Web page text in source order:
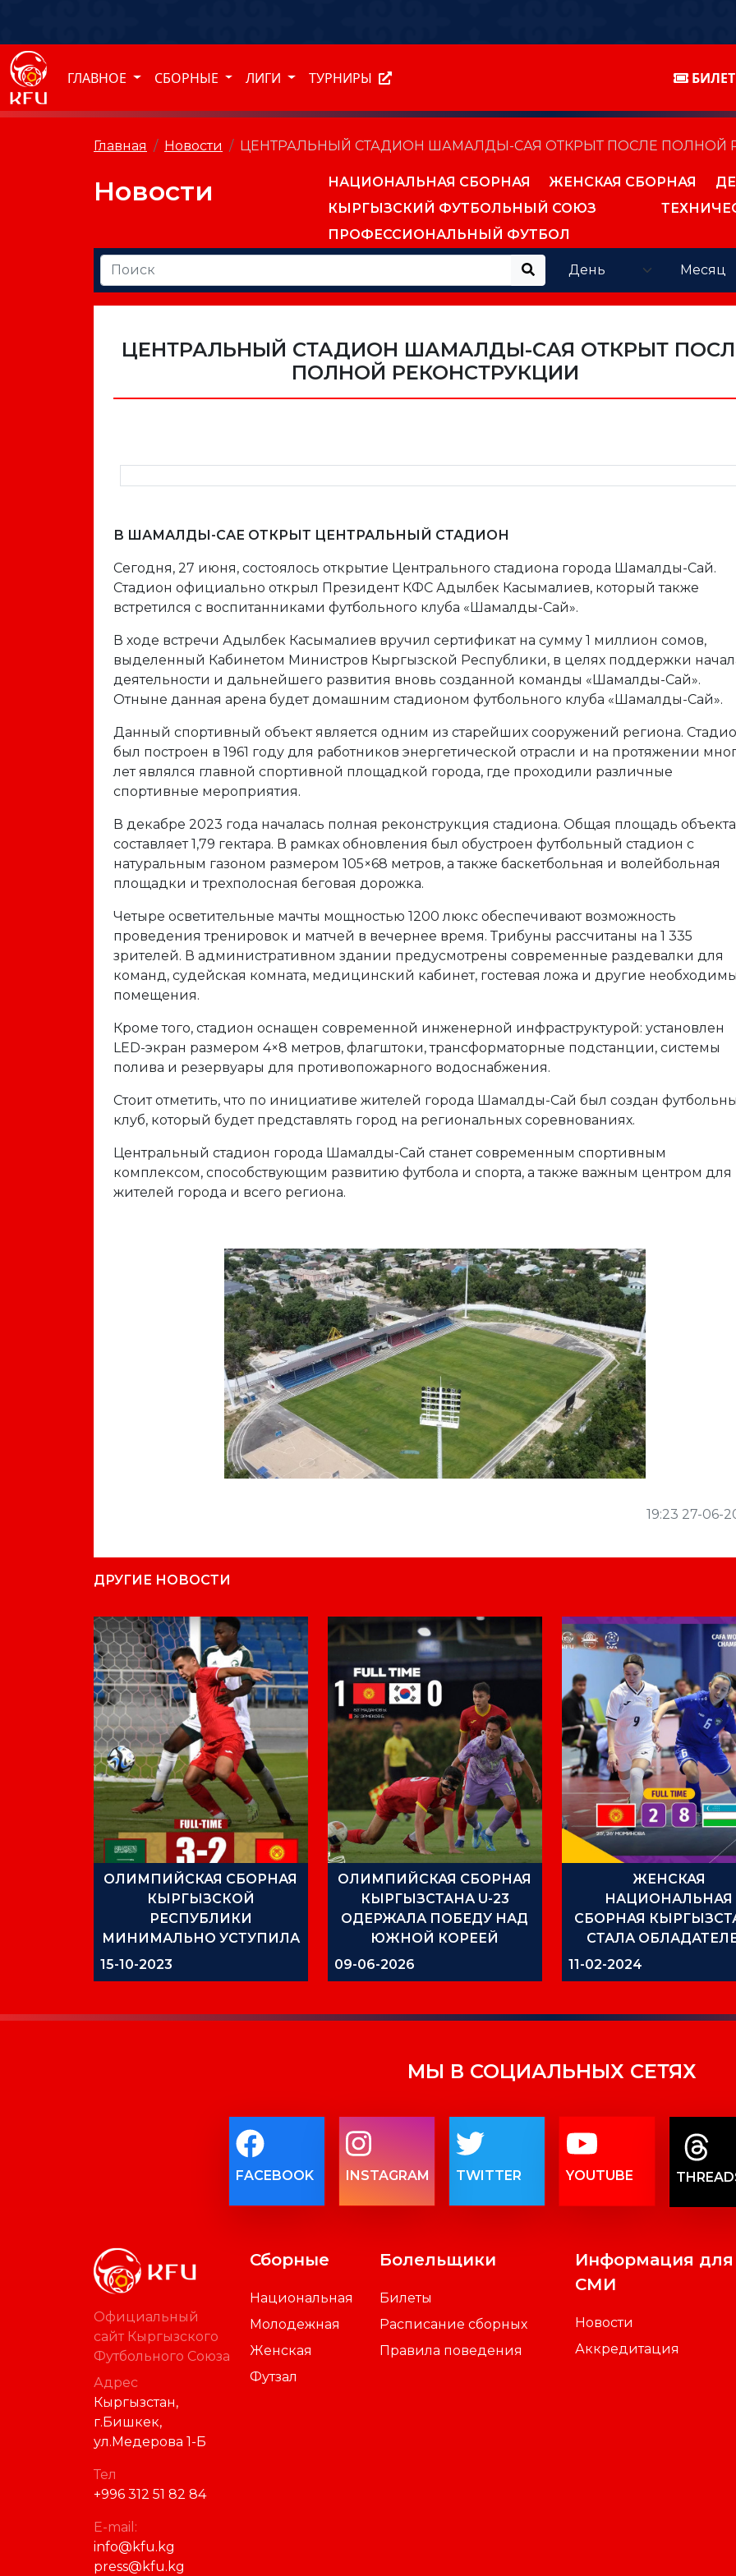
ГЛАВНОЕ СБОРНЫЕ ЛИГИ ТУРНИРЫ
Главная Новости ЦЕНТРАЛЬНЫЙ СТАДИОН ШАМАЛДЫ-САЯ ОТКРЫТ ПОСЛЕ ПОЛНОЙ
Новости НАЦИОНАЛЬНАЯ СБОРНАЯ ЖЕНСКАЯ СБОРНАЯ
КЫРГЫЗСКИЙ ФУТБОЛЬНЫЙ СОЮЗ
ПРОФЕССИОНАЛЬНЫЙ ФУТБОЛ
ЦЕНТРАЛЬНЫЙ СТАДИОН ШАМАЛДЫ-САЯ ОТКРЫТ
ПОЛНОЙ РЕКОНСТРУКЦИИ
В ШАМАЛДЫ-САЕ ОТКРЫТ ЦЕНТРАЛЬНЫЙ СТАДИОН
Сегодня, 27 июня, состоялось открытие Центрального стадиона города Шамалды-Сай.
Стадион официально открыл Президент КФС Адылбек Касымалиев, который также
встретился с воспитанниками футбольного клуба «Шамалды-Сай».
В ходе встречи Адылбек Касымалиев вручил сертификат на сумму 1 миллион сомов,
выделенный Кабинетом Министров Кыргызской Республики, в целях поддержки
деятельности и дальнейшего развития вновь созданной команды «Шамалды-Сай».
Отныне данная арена будет домашним стадионом футбольного клуба «Шамалды-Сай».
Данный спортивный объект является одним из старейших сооружений региона.
был построен в 1961 году для работников энергетической отрасли и на протяжении
лет являлся главной спортивной площадкой города, где проходили различные
спортивные мероприятия.
В декабре 2023 года началась полная реконструкция стадиона. Общая площадь объекта
составляет 1,79 гектара. В рамках обновления был обустроен футбольный стадион с
натуральным газоном размером 105×68 метров, а также баскетбольная и волейбольная
площадки и трехполосная беговая дорожка.
Четыре осветительные мачты мощностью 1200 люкс обеспечивают возможность
проведения тренировок и матчей в вечернее время. Трибуны рассчитаны на 1 335
зрителей. В административном здании предусмотрены современные раздевалки для
команд, судейская комната, медицинский кабинет, гостевая ложа и другие
помещения.
Кроме того, стадион оснащен современной инженерной инфраструктурой: установлен
LED-экран размером 4×8 метров, флагштоки, трансформаторные подстанции, системы
полива и резервуары для противопожарного водоснабжения.
Стоит отметить, что по инициативе жителей города Шамалды-Сай был создан
клуб, который будет представлять город на региональных соревнованиях.
Центральный стадион города Шамалды-Сай станет современным спортивным
комплексом, способствующим развитию футбола и спорта, а также важным центром для
жителей города и всего региона.
Previous Next
19:23 27-06-
ДРУГИЕ НОВОСТИ
ОЛИМПИЙСКАЯ СБОРНАЯ
КЫРГЫЗСКОЙ
РЕСПУБЛИКИ
МИНИМАЛЬНО УСТУПИЛА
САУДОВСКОЙ АРАВИИ В
РАМКАХ ПЕРВОГО
15-10-2023
ОЛИМПИЙСКАЯ СБОРНАЯ
КЫРГЫЗСТАНА U-23
ОДЕРЖАЛА ПОБЕДУ НАД
ЮЖНОЙ КОРЕЕЙ
09-06-2026
ЖЕНСКАЯ
НАЦИОНАЛЬНАЯ
СБОРНАЯ
СТАЛА
БРОНЗОВЫХ
ТУРНИРЕ CAFA
11-02-2024
МЫ В СОЦИАЛЬНЫХ СЕТЯХ
FACEBOOK INSTAGRAM TWITTER YOUTUBE
Официальный
сайт Кыргызского
Футбольного Союза
Адрес
Кыргызстан,
г.Бишкек,
ул.Медерова 1-Б
Тел
+996 312 51 82 84
E-mail:
info@kfu.kg
Сборные
Национальная
Молодежная
Женская
Футзал
Болельщики
Билеты
Расписание сборных
Правила поведения
Информация для
СМИ
Новости
Аккредитация